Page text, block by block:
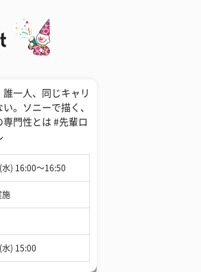
誰一人、同じキャリ
。ソニーで描く、
専門性とは #先輩ロ
) 16:00〜16:50
施
) 15:00